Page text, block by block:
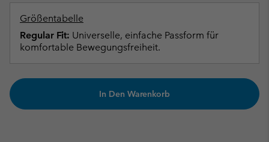
Größentabelle
Regular Fit: Universelle, einfache Passform für
komfortable Bewegungsfreiheit.
In Den Warenkorb